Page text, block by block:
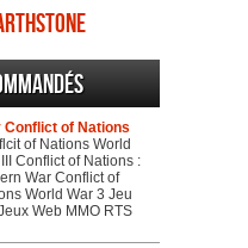
Conflict of Nations
of Nations World
Conflict of Nations :
War Conflict of
World War 3 Jeu
Web MMO RTS